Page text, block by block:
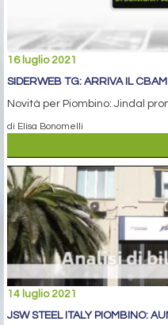
16 luglio 2021
SIDERWEB TG: ARRIVA IL CBAM
Novità per Piombino: Jindal
di Elisa Bonomelli
14 luglio 2021
JSW STEEL ITALY PIOMBINO: